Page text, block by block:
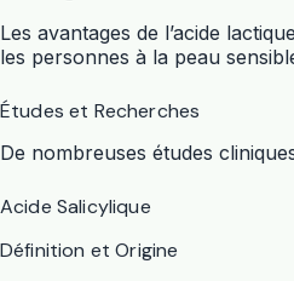
Les avantages de l’acide
les personnes à la peau
Études et Recherches
De nombreuses études
Acide Salicylique
Définition et Origine